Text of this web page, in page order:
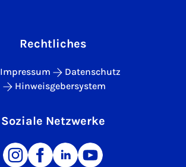
Rechtliches
Impressum
Datenschutz
Hinweisgebersystem
Soziale Netzwerke